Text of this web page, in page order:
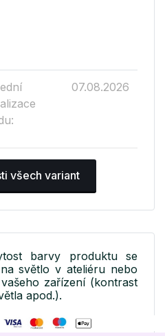
07.08.2026
všech variant
barvy produktu se
světlo v ateliéru nebo
zařízení (kontrast
apod.).